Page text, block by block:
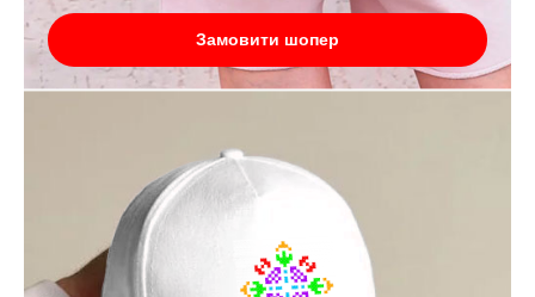
Замовити шопер